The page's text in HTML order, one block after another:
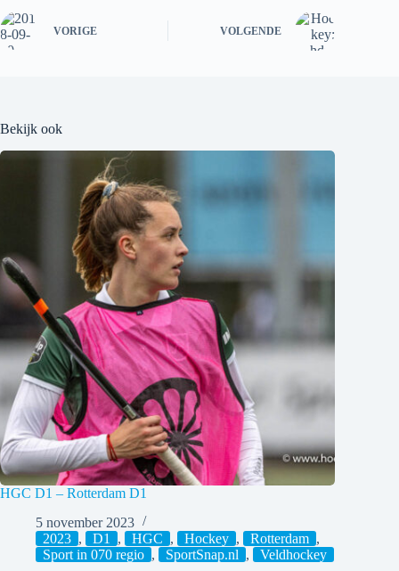
VORIGE VOLGENDE
Bekijk ook
HGC D1 – Rotterdam D1
5 november 2023
2023 , D1 , HGC , Hockey , Rotterdam ,
Sport in 070 regio , SportSnap.nl , Veldhockey